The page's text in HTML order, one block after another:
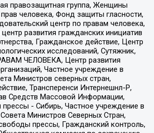
правозащитная группа, Женщины
прав человека, Фонд защиты гласности,
центр по правам человека,
развития гражданских инициатив
Гражданское действие, Центр
исследований, Сутяжник,
ЧЕЛОВЕКА, Центр развития
Частное учреждение в
Министров северных стран,
Трансперенси Интернешнл-Р,
Средств Массовой Информации,
прессы - Сибирь, Частное учреждение в
Министров Северных Стран,
прессы, Гражданский контроль,